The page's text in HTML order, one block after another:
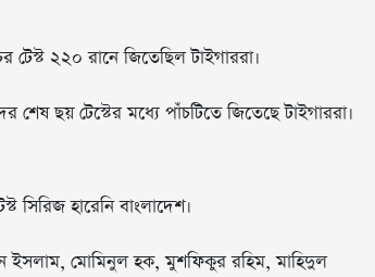
টেস্ট ২২০ রানে জিতেছিল টাইগাররা।
শেষ ছয় টেস্টের মধ্যে পাঁচটিতে জিতেছে টাইগাররা।
হারেনি বাংলাদেশ।
ইসলাম, মোমিনুল হক, মুশফিকুর রহিম, মাহিদুল